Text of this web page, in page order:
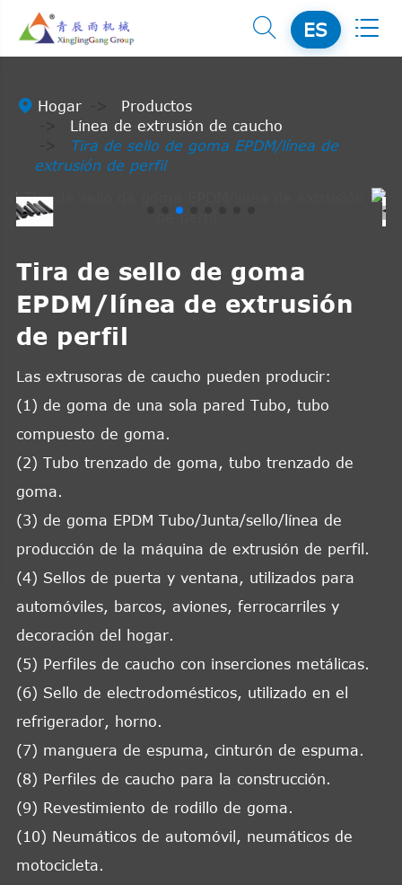
 ES 
 Hogar
Productos
Línea de extrusión de caucho
Tira de sello de goma EPDM/línea de
extrusión de perfil
Tira de sello de goma
EPDM/línea de extrusión
de perfil
Las extrusoras de caucho pueden producir:
(1) de goma de una sola pared Tubo, tubo
compuesto de goma.
(2) Tubo trenzado de goma, tubo trenzado de
goma.
(3) de goma EPDM Tubo/Junta/sello/línea de
producción de la máquina de extrusión de perfil.
(4) Sellos de puerta y ventana, utilizados para
automóviles, barcos, aviones, ferrocarriles y
decoración del hogar.
(5) Perfiles de caucho con inserciones metálicas.
(6) Sello de electrodomésticos, utilizado en el
refrigerador, horno.
(7) manguera de espuma, cinturón de espuma.
(8) Perfiles de caucho para la construcción.
(9) Revestimiento de rodillo de goma.
(10) Neumáticos de automóvil, neumáticos de
motocicleta.